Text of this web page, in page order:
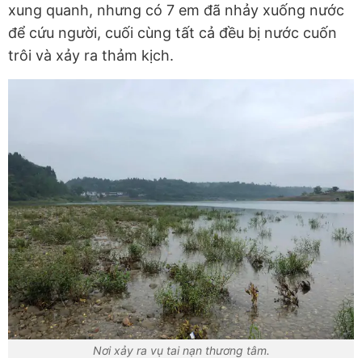
xung quanh, nhưng có 7 em đã nhảy xuống nước
để cứu người, cuối cùng tất cả đều bị nước cuốn
trôi và xảy ra thảm kịch.
Nơi xảy ra vụ tai nạn thương tâm.